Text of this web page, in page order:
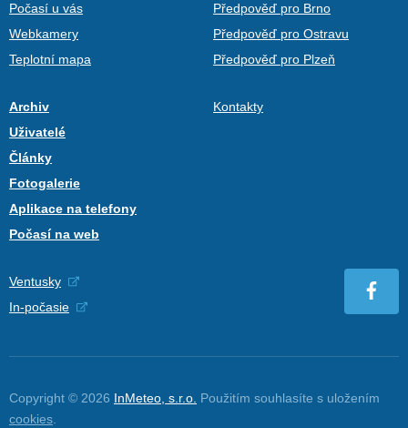
Počasí u vás
Webkamery
Teplotní mapa
Předpověď pro Brno
Předpověď pro Ostravu
Předpověď pro Plzeň
Archiv
Uživatelé
Články
Fotogalerie
Aplikace na telefony
Počasí na web
Kontakty
Ventusky
In-počasie
Copyright © 2026 InMeteo, s.r.o. Použitím souhlasíte s uložením
cookies